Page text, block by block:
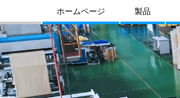
ホームページ 製品